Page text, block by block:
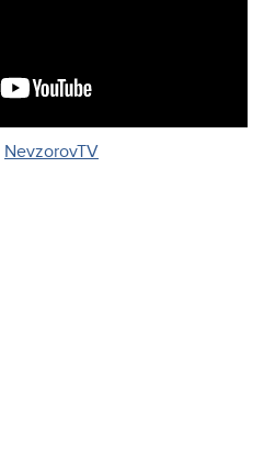
NevzorovTV